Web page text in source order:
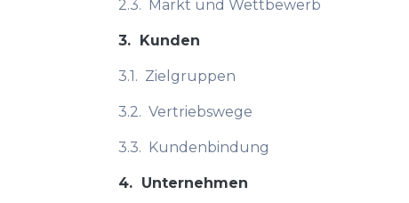
2.3. Markt und Wettbewerb
3. Kunden
3.1. Zielgruppen
3.2. Vertriebswege
3.3. Kundenbindung
4. Unternehmen